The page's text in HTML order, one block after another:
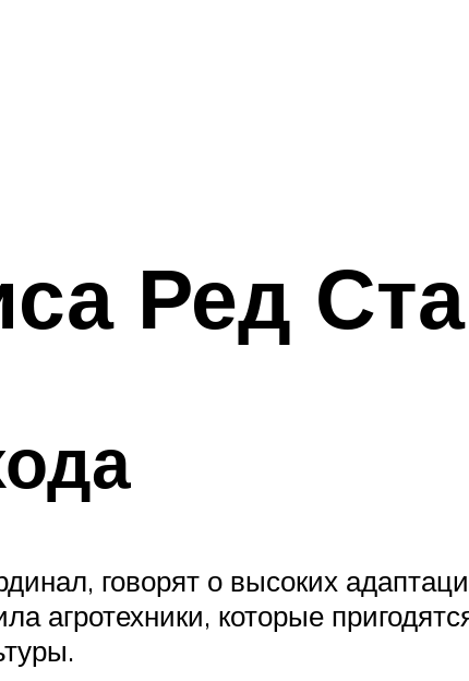
Ред
говорят о высоких
агротехники, которые